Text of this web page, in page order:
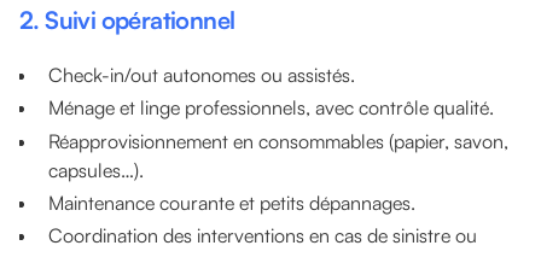
2. Suivi opérationnel
Check-in/out autonomes ou assistés.
Ménage et linge professionnels, avec contrôle qualité.
Réapprovisionnement en consommables (papier, savon,
capsules…).
Maintenance courante et petits dépannages.
Coordination des interventions en cas de sinistre ou